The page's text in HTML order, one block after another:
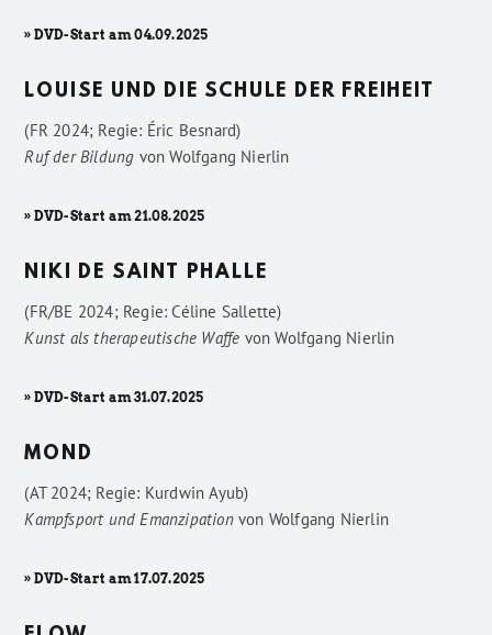
» DVD-Start am 04.09.2025
LOUISE UND DIE SCHULE DER FREIHEIT
(FR 2024; Regie: Éric Besnard)
Ruf der Bildung vonWolfgang Nierlin
» DVD-Start am 21.08.2025
NIKI DE SAINT PHALLE
(FR/BE 2024; Regie: Céline Sallette)
Kunst als therapeutische Waffe vonWolfgang Nierlin
» DVD-Start am 31.07.2025
MOND
(AT 2024; Regie: Kurdwin Ayub)
Kampfsport und Emanzipationvon Wolfgang Nierlin
» DVD-Start am 17.07.2025